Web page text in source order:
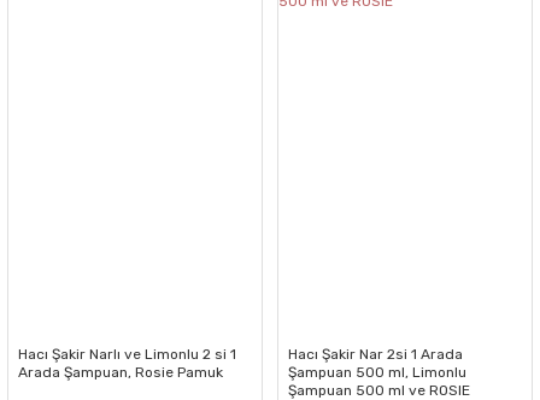
Hacı Şakir Narlı ve Limonlu 2 si 1
Arada Şampuan, Rosie Pamuk
Hacı Şakir Nar 2si 1 Arada
Şampuan 500 ml, Limonlu
Şampuan 500 ml ve ROSIE